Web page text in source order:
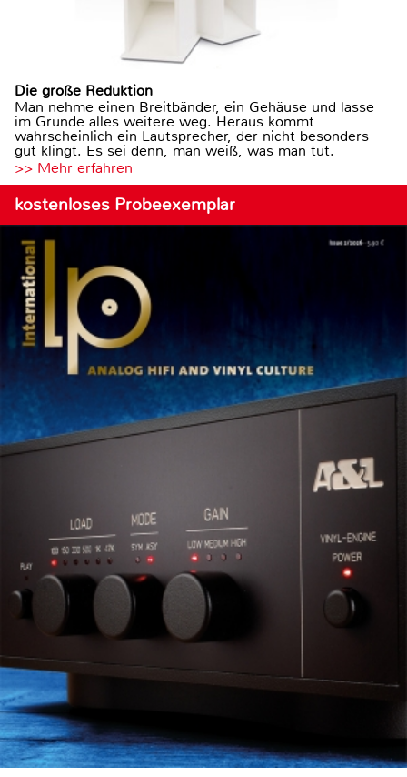
Die große Reduktion
Man nehme einen Breitbänder, ein Gehäuse und lasse
im Grunde alles weitere weg. Heraus kommt
wahrscheinlich ein Lautsprecher, der nicht besonders
gut klingt. Es sei denn, man weiß, was man tut.
>> Mehr erfahren
kostenloses Probeexemplar